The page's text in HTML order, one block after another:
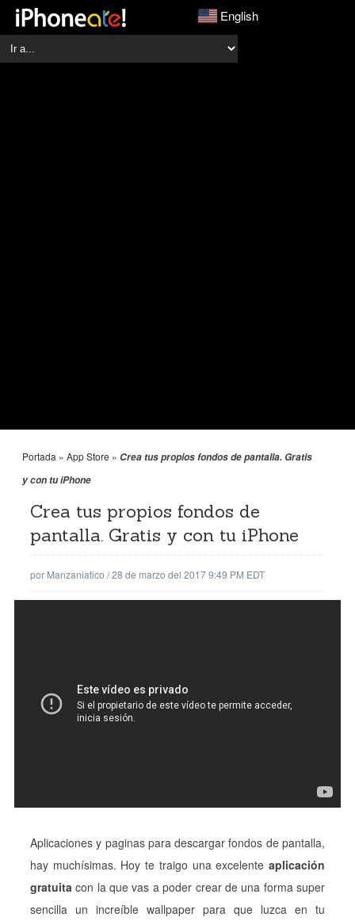
English
Portada » App Store » Crea tus propios fondos de pantalla. Gratis
y con tu iPhone
Crea tus propios fondos de
pantalla. Gratis y con tu iPhone
por Manzaniatico /28 de marzo del 2017 9:49 PM EDT
Aplicaciones y paginas para descargar fondos de pantalla,
hay muchísimas. Hoy te traigo una excelente aplicación
gratuita con la que vas a poder crear de una forma super
sencilla un increíble wallpaper para que luzca en tu